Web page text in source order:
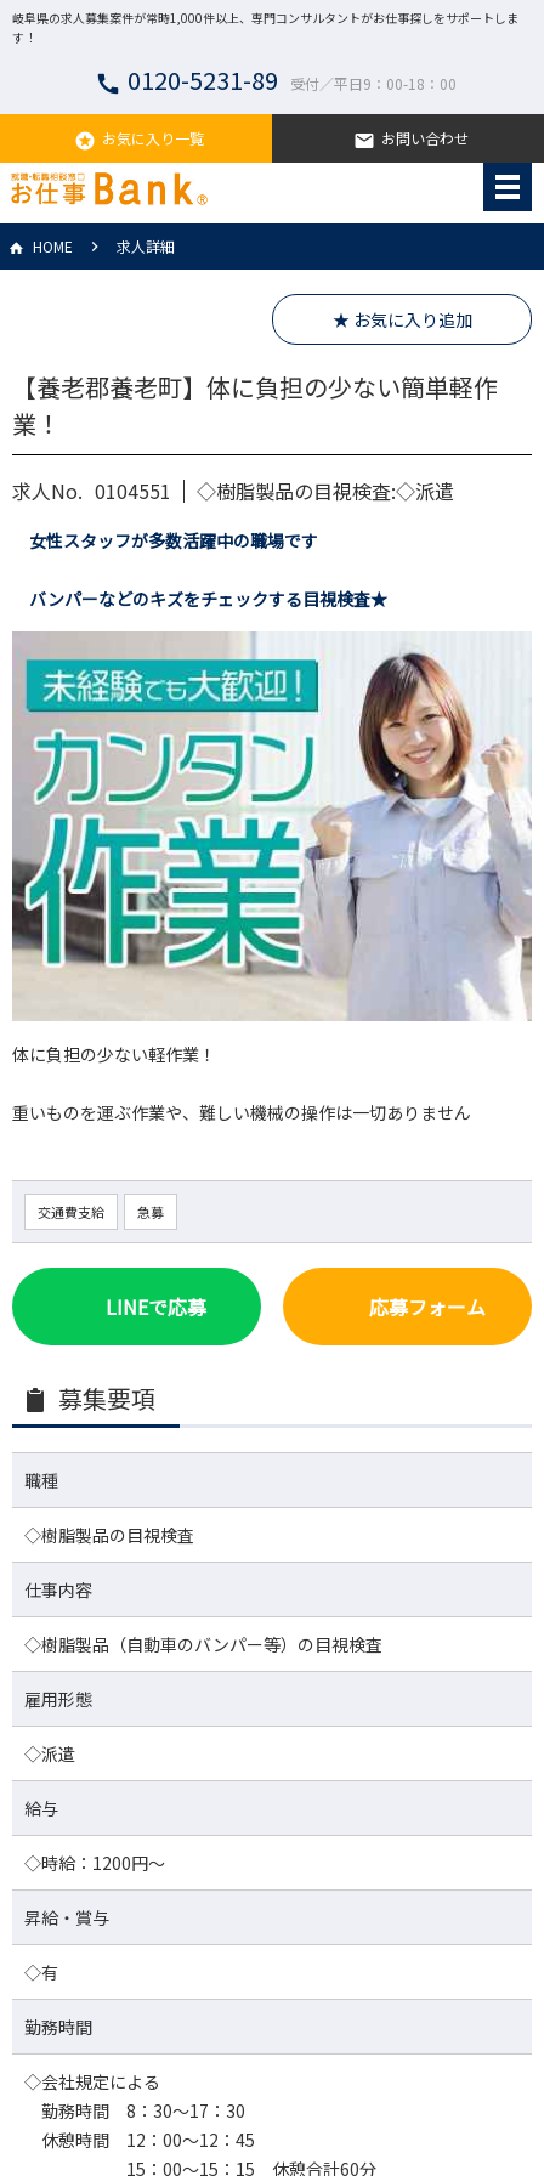
岐阜県の求人募集案件が常時1,000件以上、専門コンサルタントがお仕事探しをサポートしま
す！
call 0120-5231-89 受付／平日9：00-18：00
stars お気に入り一覧 email お問い合わせ
HOME 求人詳細
★ お気に入り追加
【養老郡養老町】体に負担の少ない簡単軽作
業！
求人No. 0104551 ◇樹脂製品の目視検査:◇派遣
女性スタッフが多数活躍中の職場です
バンパーなどのキズをチェックする目視検査★
体に負担の少ない軽作業！
重いものを運ぶ作業や、難しい機械の操作は一切ありません
交通費支給 急募
LINEで応募 応募フォーム
募集要項
職種
◇樹脂製品の目視検査
仕事内容
◇樹脂製品（自動車のバンパー等）の目視検査
雇用形態
◇派遣
給与
◇時給：1200円～
昇給・賞与
◇有
勤務時間
◇会社規定による
勤務時間 8：30～17：30
休憩時間 12：00～12：45
15：00～15：15 休憩合計60分